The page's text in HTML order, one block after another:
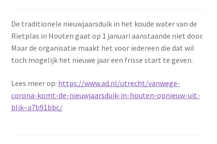
De traditionele nieuwjaarsduik in het koude water van de
Rietplas in Houten gaat op 1 januari aanstaande niet door.
Maar de organisatie maakt het voor iedereen die dat wil
toch mogelijk het nieuwe jaar een frisse start te geven.
Lees meer op: https://www.ad.nl/utrecht/vanwege-
corona-komt-de-nieuwjaarsduik-in-houten-opnieuw-uit-
blik~a7b91bbc/